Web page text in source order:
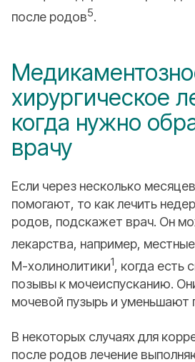
после родов5.
хирургическое
когда нужно
врачу
Если через несколько
помогают, то как лечить
родов, подскажет врач. Он
лекарства, например,
М-холинолитики1, когда есть
позывы к мочеиспусканию.
мочевой пузырь и уменьшают
В некоторых случаях для
после родов лечение